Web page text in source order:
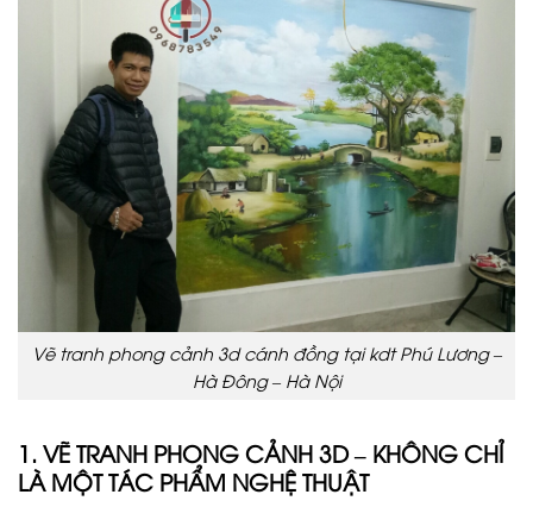
Vẽ tranh phong cảnh 3d cánh đồng tại kdt Phú Lương –
Hà Đông – Hà Nội
1. VẼ TRANH PHONG CẢNH 3D – KHÔNG CHỈ
LÀ MỘT TÁC PHẨM NGHỆ THUẬT